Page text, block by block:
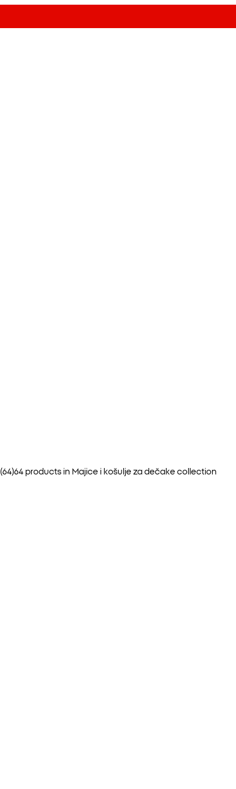
(64)64products in Majice i košulje za dečakecollection